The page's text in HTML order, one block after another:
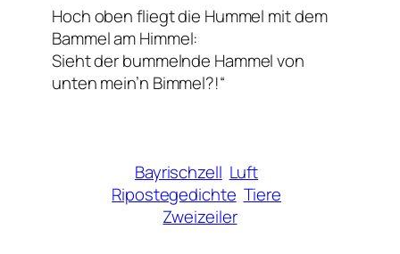
Hoch oben fliegt die Hummel mit dem
Bammel am Himmel:
Sieht der bummelnde Hammel von
unten mein’n Bimmel?!“
Bayrischzell Luft
Ripostegedichte Tiere
Zweizeiler